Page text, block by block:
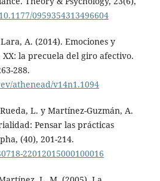
0959354313496604
A. (2014). Emociones y
XX: la precuela del giro afectivo.
288.
athenead/v14n1.1094
L. y Martínez-Guzmán, A.
Pensar las prácticas
(40), 201-214.
22012015000100016